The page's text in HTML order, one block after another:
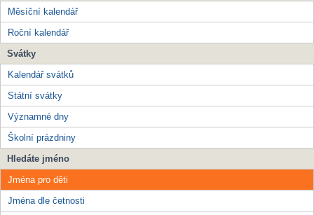
Měsíční kalendář
Roční kalendář
Svátky
Kalendář svátků
Státní svátky
Významné dny
Školní prázdniny
Hledáte jméno
Jména pro děti
Jména dle četnosti